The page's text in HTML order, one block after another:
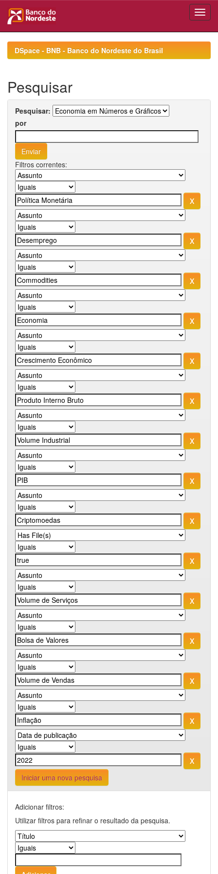
navigationDSpace - BNB - Banco do Nordeste do Brasil
Pesquisar
Pesquisar:
por
Filtros correntes:
Iniciar uma nova pesquisa
Adicionar filtros:
Utilizar filtros para refinar o resultado da pesquisa.